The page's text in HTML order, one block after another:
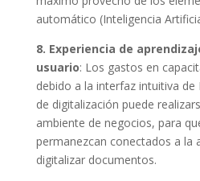
automático (Inteligencia
8. Experiencia de
usuario: Los gastos en
debido a la interfaz intuitiva
de digitalización puede
ambiente de negocios, para
permanezcan conectados a la
digitalizar documentos.